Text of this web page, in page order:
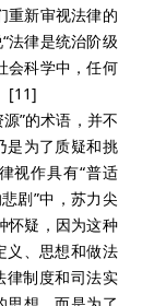
重新审视法律的
法律是统治阶级
会科学中，任何
[11]
”的术语，并不
是为了质疑和挑
视作具有“普适
剧”中，苏力尖
怀疑，因为这种
义、思想和做法
律制度和司法实